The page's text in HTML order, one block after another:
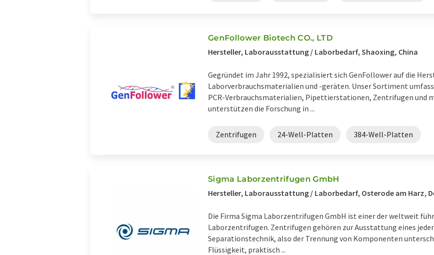
GenFollower Biotech CO., LTD
Hersteller, Laborausstattung / Laborbedarf, Shaoxing, China
Gegründet im Jahr 1992, spezialisiert sich GenFollower auf die
Laborverbrauchsmaterialien und -geräten. Unser Sortiment
PCR-Verbrauchsmaterialien, Pipettierstationen, Zentrifugen und
unterstützen die Forschung in ...
Zentrifugen 24-Well-Platten 384-Well-Platten
Sigma Laborzentrifugen GmbH
Hersteller, Laborausstattung / Laborbedarf, Osterode am Harz,
Die Firma Sigma Laborzentrifugen GmbH ist einer der weltweit
Laborzentrifugen. Zentrifugen gehören zur Ausstattung eines
Separationstechnik, also der Trennung von Komponenten
Flüssigkeit, praktisch ...